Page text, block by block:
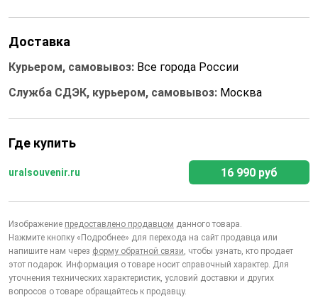
Доставка
Курьером, самовывоз: Все города России
Служба СДЭК, курьером, самовывоз: Москва
Где купить
uralsouvenir.ru 16 990 руб
Изображение предоставлено продавцом данного товара.
Нажмите кнопку «Подробнее» для перехода на сайт продавца или
напишите нам через форму обратной связи, чтобы узнать, кто продает
этот подарок. Информация о товаре носит справочный характер. Для
уточнения технических характеристик, условий доставки и других
вопросов о товаре обращайтесь к продавцу.